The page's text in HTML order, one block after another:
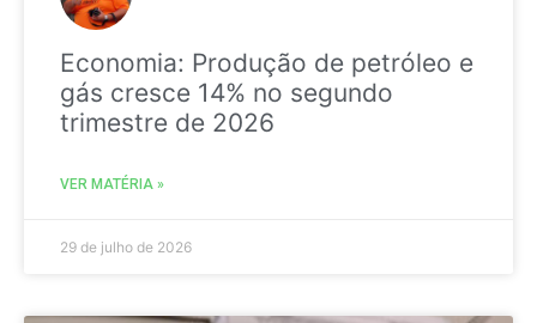
Economia: Produção de petróleo e
gás cresce 14% no segundo
trimestre de 2026
VER MATÉRIA »
29 de julho de 2026